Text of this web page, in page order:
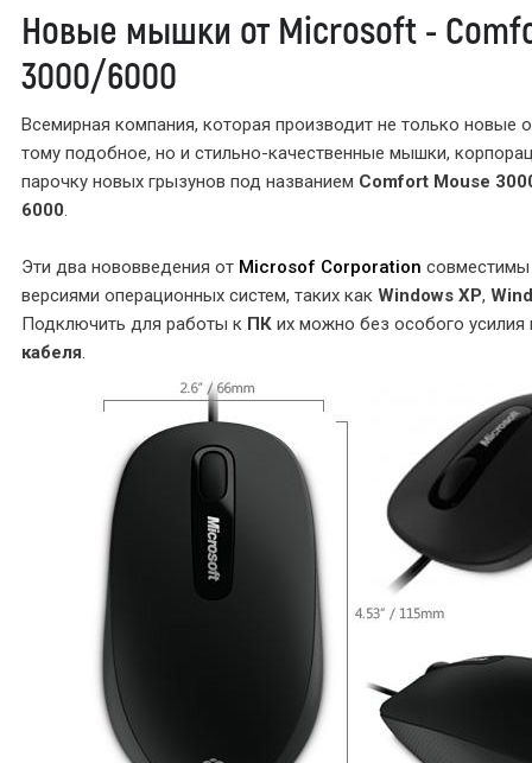
Новые мышки от Microsoft -
3000/6000
Всемирная компания, которая производит не только новые
тому подобное, но и стильно-качественные мышки,
парочку новых грызунов под названием Comfort Mouse
6000.
Эти два нововведения от Microsof Corporation
версиями операционных систем, таких как Windows XP,
Подключить для работы к ПК их можно без особого
кабеля.